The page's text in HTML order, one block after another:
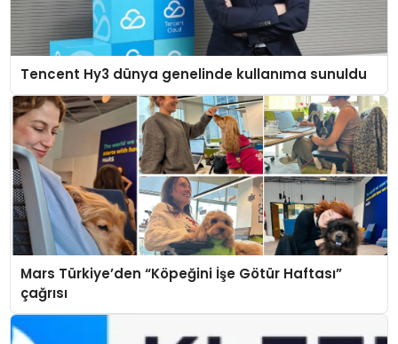
Tencent Hy3 dünya genelinde kullanıma sunuldu
Mars Türkiye’den “Köpeğini İşe Götür Haftası”
çağrısı